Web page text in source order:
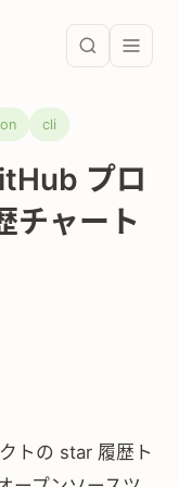
cli
プロ
チャート
トの star 履歴ト